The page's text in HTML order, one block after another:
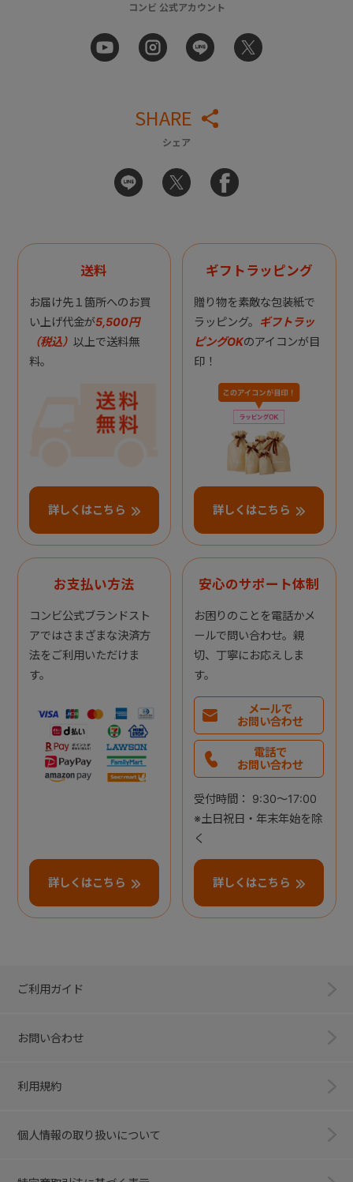
コンビ 公式アカウント
SHARE
シェア
送料
お届け先１箇所へのお買
い上げ代金が5,500円
（税込） 以上で送料無
料。
詳しくはこちら
ギフトラッピング
贈り物を素敵な包装紙で
ラッピング。 ギフトラッ
ピングOKのアイコンが目
印！
詳しくはこちら
お支払い方法
コンビ公式ブランドスト
アではさまざまな決済方
法をご利用いただけま
す。
詳しくはこちら
安心のサポート体制
お困りのことを電話かメ
ールで問い合わせ。親
切、丁寧にお応えしま
す。
メールで
お問い合わせ
電話で
お問い合わせ
受付時間： 9:30～17:00
※土日祝日・年末年始を除
く
詳しくはこちら
ご利用ガイド
お問い合わせ
利用規約
個人情報の取り扱いについて